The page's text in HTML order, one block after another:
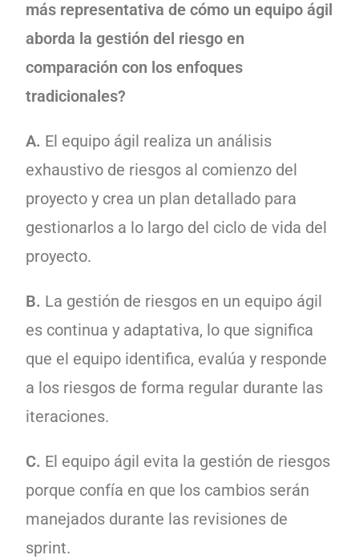
más representativa de cómo un equipo ágil
aborda la gestión del riesgo en
comparación con los enfoques
tradicionales?
A. El equipo ágil realiza un análisis
exhaustivo de riesgos al comienzo del
proyecto y crea un plan detallado para
gestionarlos a lo largo del ciclo de vida del
proyecto.
B. La gestión de riesgos en un equipo ágil
es continua y adaptativa, lo que significa
que el equipo identifica, evalúa y responde
a los riesgos de forma regular durante las
iteraciones.
C. El equipo ágil evita la gestión de riesgos
porque confía en que los cambios serán
manejados durante las revisiones de
sprint.